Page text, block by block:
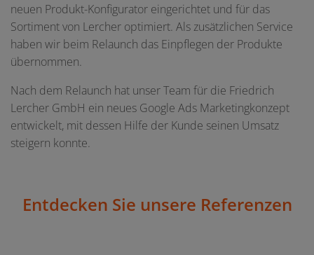
neuen Produkt-Konfigurator eingerichtet und für das
Sortiment von Lercher optimiert. Als zusätzlichen Service
haben wir beim Relaunch das Einpflegen der Produkte
übernommen.
Nach dem Relaunch hat unser Team für die Friedrich
Lercher GmbH ein neues Google Ads Marketingkonzept
entwickelt, mit dessen Hilfe der Kunde seinen Umsatz
steigern konnte.
Entdecken Sie unsere Referenzen